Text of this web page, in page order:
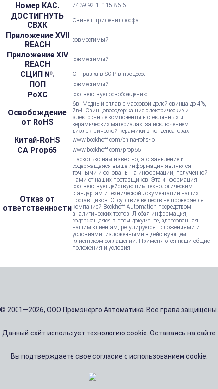
Номер КАС. 7439-92-1, 115-86-6
ДОСТИГНУТЬ
СВХК
Свинец, трифенилфосфат
Приложение XVII
REACH
совместимый
Приложение XIV
REACH
совместимый
СЦИП №. Отправка в SCIP в процессе
ПОП совместимый
РоХС соответствует освобождению
Освобождение
от RoHS
6в: Медный сплав с массовой долей свинца до 4%,
7в-I: Свинцовосодержащие электрические и
электронные компоненты в стеклянных и
керамических материалах, за исключением
диэлектрической керамики в конденсаторах.
Китай-RoHS www.beckhoff.com/china-rohs-io
CA Prop65 www.beckhoff.com/prop65
Отказ от
ответственности
Насколько нам известно, это заявление и
содержащаяся выше информация являются
точными и основаны на информации, полученной
нами от наших поставщиков. Эта информация
соответствует действующим технологическим
стандартам и технической документации наших
поставщиков. Отсутствие веществ не проверяется
компанией Beckhoff Automation посредством
аналитических тестов. Любая информация,
содержащаяся в этом документе, адресованная
нашим клиентам, регулируется положениями и
условиями, изложенными в действующем
клиентском соглашении. Применяются наши общие
положения и условия.
© 2001—2026, ООО Промэнерго Автоматика. Все права защищены.
Данный сайт использует технологию cookie. Оставаясь на сайте
Вы подтверждаете свое согласие с использованием cookie.